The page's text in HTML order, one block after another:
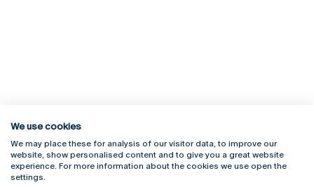
Rua Diogo Botelho 1327
4169-005 Porto
+351 226 196 240
Campus Online
Webmail
We use cookies
We may place these for analysis of our visitor data, to improve our
website, show personalised content and to give you a great website
experience. For more information about the cookies we use open the
settings.